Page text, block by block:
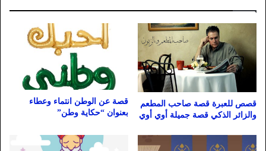
قصص للعبرة قصة صاحب المطعم
والزائر الذكي قصة جميلة أوي أوي
قصة عن الوطن انتماء وعطاء
بعنوان “حكاية وطن”